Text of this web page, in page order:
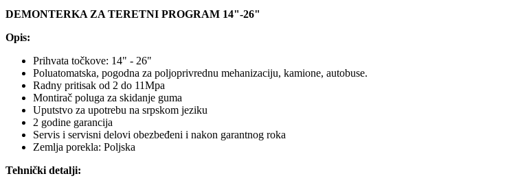
DEMONTERKA ZA TERETNI PROGRAM 14"-26"
Opis:
Prihvata točkove: 14" - 26"
Poluatomatska, pogodna za poljoprivrednu mehanizaciju, kamione, autobuse.
Radny pritisak od 2 do 11Mpa
Montirač poluga za skidanje guma
Uputstvo za upotrebu na srpskom jeziku
2 godine garancija
Servis i servisni delovi obezbeđeni i nakon garantnog roka
Zemlja porekla: Poljska
Tehnički detalji: